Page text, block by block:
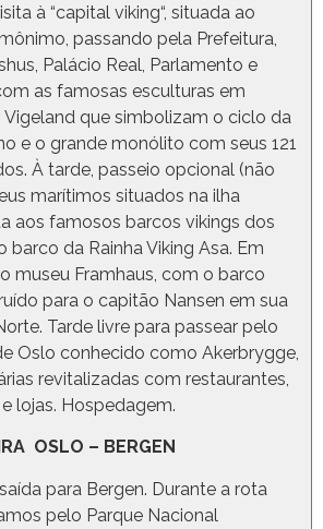
à “capital viking“, situada ao
passando pela Prefeitura,
Palácio Real, Parlamento e
as famosas esculturas em
que simbolizam o ciclo da
e o grande monólito com seus 121
À tarde, passeio opcional (não
marítimos situados na ilha
aos famosos barcos vikings dos
barco da Rainha Viking Asa. Em
museu Framhaus, com o barco
para o capitão Nansen em sua
Tarde livre para passear pelo
Oslo conhecido como Akerbrygge,
revitalizadas com restaurantes,
lojas. Hospedagem.
OSLO – BERGEN
para Bergen. Durante a rota
pelo Parque Nacional